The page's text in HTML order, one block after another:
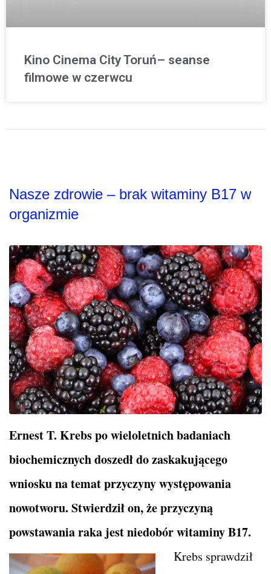
Kino Cinema City Toruń– seanse
filmowe w czerwcu
Nasze zdrowie – brak witaminy B17 w
organizmie
Ernest T. Krebs po wieloletnich badaniach
biochemicznych doszedł do zaskakującego
wniosku na temat przyczyny występowania
nowotworu. Stwierdził on, że przyczyną
powstawania raka jest niedobór witaminy B17.
Krebs sprawdził